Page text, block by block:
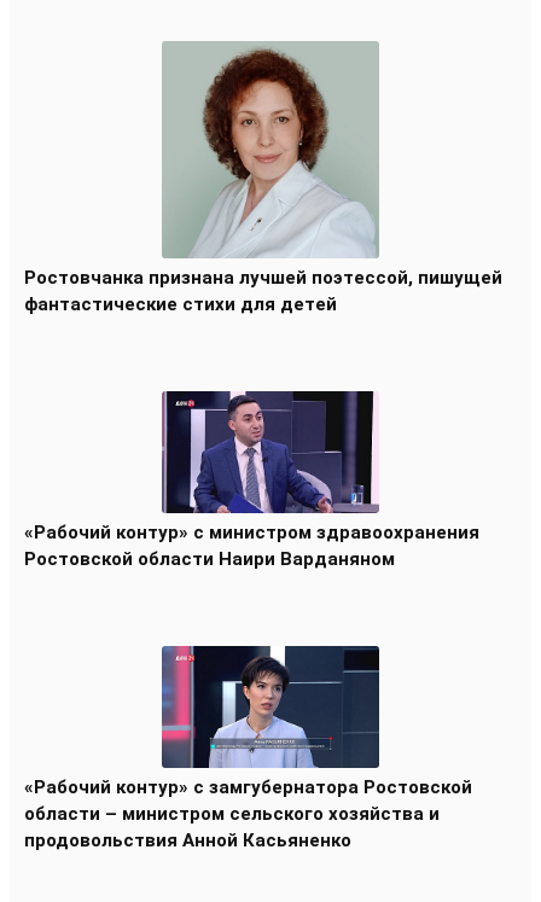
Ростовчанка признана лучшей поэтессой, пишущей
фантастические стихи для детей
«Рабочий контур» с министром здравоохранения
Ростовской области Наири Варданяном
«Рабочий контур» с замгубернатора Ростовской
области – министром сельского хозяйства и
продовольствия Анной Касьяненко